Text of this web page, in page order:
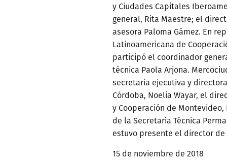
y Ciudades Capitales
general, Rita Maestre; el
asesora Paloma Gámez. En
Latinoamericana de
participó el coordinador
técnica Paola Arjona.
secretaria ejecutiva y
Córdoba, Noelia Wayar, el
y Cooperación de
de la Secretaría Técnica
estuvo presente el director de
15 de noviembre de 2018